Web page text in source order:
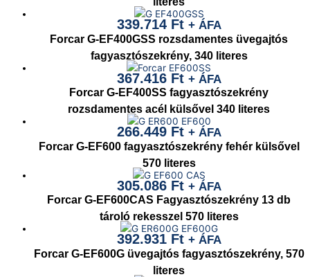
339.714 Ft + ÁFA
Forcar G-EF400GSS rozsdamentes üvegajtós
fagyasztószekrény, 340 literes
367.416 Ft + ÁFA
Forcar G-EF400SS fagyasztószekrény
rozsdamentes acél külsővel 340 literes
266.449 Ft + ÁFA
Forcar G-EF600 fagyasztószekrény fehér külsővel
570 literes
305.086 Ft + ÁFA
Forcar G-EF600CAS Fagyasztószekrény 13 db
tároló rekesszel 570 literes
392.931 Ft + ÁFA
Forcar G-EF600G üvegajtós fagyasztószekrény, 570
literes